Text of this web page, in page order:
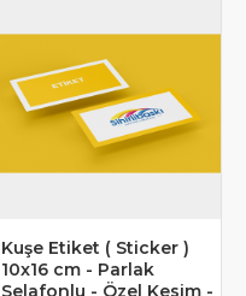
Kuşe Etiket ( Sticker )
10x16 cm - Parlak
Selafonlu - Özel Kesim -